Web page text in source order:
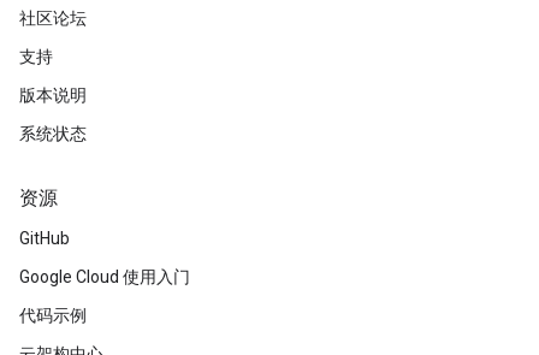
社区论坛
支持
版本说明
系统状态
资源
GitHub
Google Cloud 使用入门
代码示例